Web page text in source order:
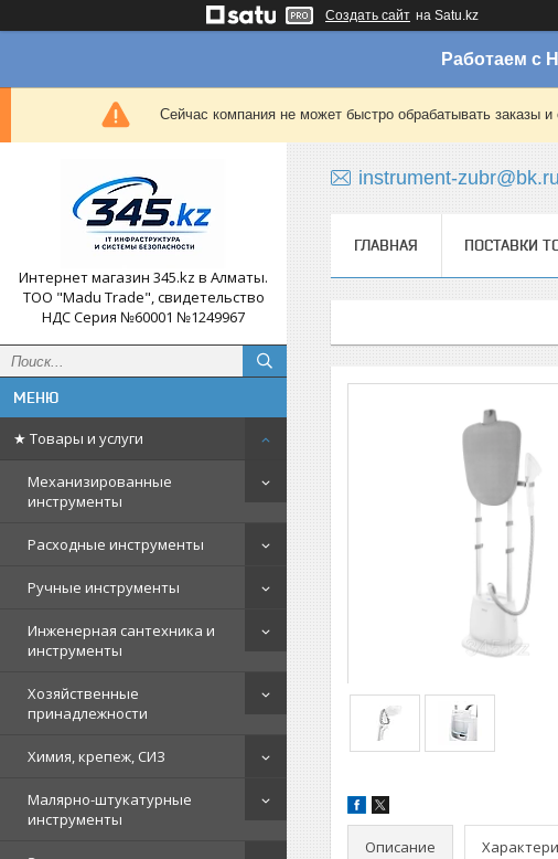
Создать сайт на Satu.kz
Работаем с
Сейчас компания не может быстро обрабатывать заказы
Интернет магазин 345.kz в Алматы.
ТОО "Madu Trade", свидетельство
НДС Серия №60001 №1249967
★ Товары и услуги
Механизированные
инструменты
Расходные инструменты
Ручные инструменты
Инженерная сантехника и
инструменты
Хозяйственные
принадлежности
Химия, крепеж, СИЗ
Малярно-штукатурные
инструменты
instrument-zubr@bk.ru
ГЛАВНАЯ ПОСТАВКИ
Описание